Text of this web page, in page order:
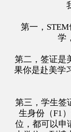
第一，
学
第二，签证是
果你是赴美学
第三，学生签
生身份（F1
位，都可以申